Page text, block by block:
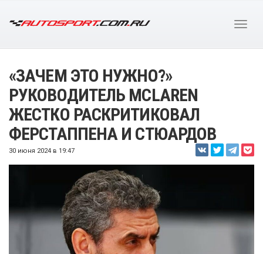
«ЗАЧЕМ ЭТО НУЖНО?»
РУКОВОДИТЕЛЬ MCLAREN
ЖЕСТКО РАСКРИТИКОВАЛ
ФЕРСТАППЕНА И СТЮАРДОВ
30 июня 2024 в 19:47